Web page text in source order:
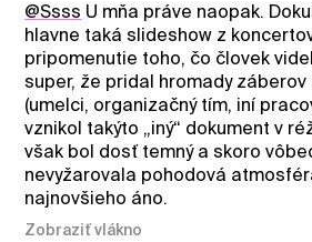
@Ssss U mňa práve naopak.
hlavne taká slideshow z
pripomenutie toho, čo človek
super, že pridal hromady
(umelci, organizačný tím, iní
vznikol takýto „iný“ dokument v
však bol dosť temný a skoro
nevyžarovala pohodová
najnovšieho áno.
Zobraziť vlákno